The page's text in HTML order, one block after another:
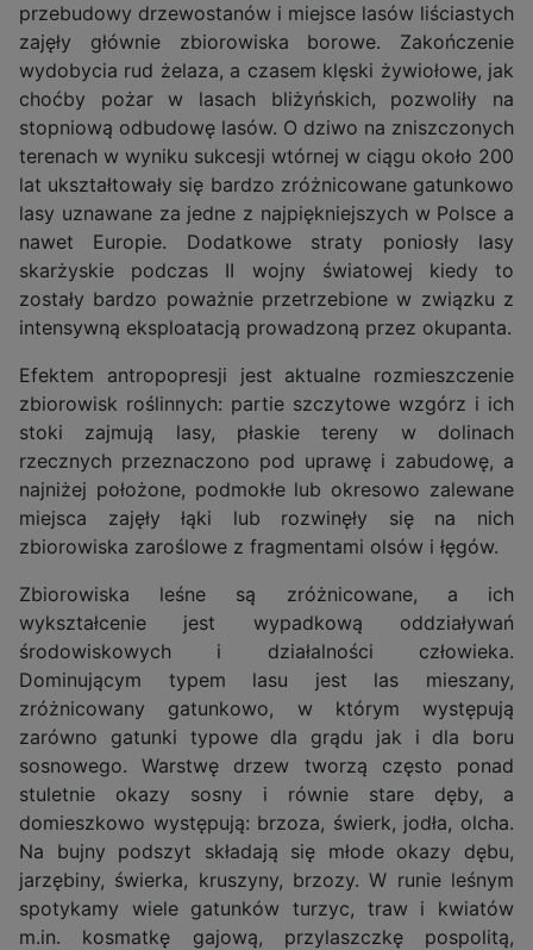
przebudowy drzewostanów i miejsce lasów liściastych
zajęły głównie zbiorowiska borowe. Zakończenie
wydobycia rud żelaza, a czasem klęski żywiołowe, jak
choćby pożar w lasach bliżyńskich, pozwoliły na
stopniową odbudowę lasów. O dziwo na zniszczonych
terenach w wyniku sukcesji wtórnej w ciągu około 200
lat ukształtowały się bardzo zróżnicowane gatunkowo
lasy uznawane za jedne z najpiękniejszych w Polsce a
nawet Europie. Dodatkowe straty poniosły lasy
skarżyskie podczas II wojny światowej kiedy to
zostały bardzo poważnie przetrzebione w związku z
intensywną eksploatacją prowadzoną przez okupanta.
Efektem antropopresji jest aktualne rozmieszczenie
zbiorowisk roślinnych: partie szczytowe wzgórz i ich
stoki zajmują lasy, płaskie tereny w dolinach
rzecznych przeznaczono pod uprawę i zabudowę, a
najniżej położone, podmokłe lub okresowo zalewane
miejsca zajęły łąki lub rozwinęły się na nich
zbiorowiska zaroślowe z fragmentami olsów i łęgów.
Zbiorowiska leśne są zróżnicowane, a ich
wykształcenie jest wypadkową oddziaływań
środowiskowych i działalności człowieka.
Dominującym typem lasu jest las mieszany,
zróżnicowany gatunkowo, w którym występują
zarówno gatunki typowe dla grądu jak i dla boru
sosnowego. Warstwę drzew tworzą często ponad
stuletnie okazy sosny i równie stare dęby, a
domieszkowo występują: brzoza, świerk, jodła, olcha.
Na bujny podszyt składają się młode okazy dębu,
jarzębiny, świerka, kruszyny, brzozy. W runie leśnym
spotykamy wiele gatunków turzyc, traw i kwiatów
m.in. kosmatkę gajową, przylaszczkę pospolitą,